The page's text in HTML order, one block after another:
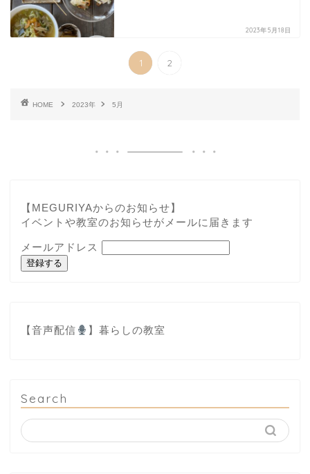
2023年5月18日
1 2
HOME 2023年 5月
【MEGURIYAからのお知らせ】
イベントや教室のお知らせがメールに届きます
メールアドレス
登録する
【音声配信 】暮らしの教室
Search